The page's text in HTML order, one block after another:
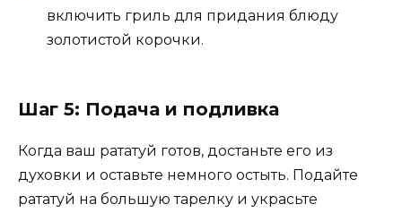
включить гриль для придания блюду
золотистой корочки.
Шаг 5: Подача и подливка
Когда ваш рататуй готов, достаньте его из
духовки и оставьте немного остыть. Подайте
рататуй на большую тарелку и украсьте